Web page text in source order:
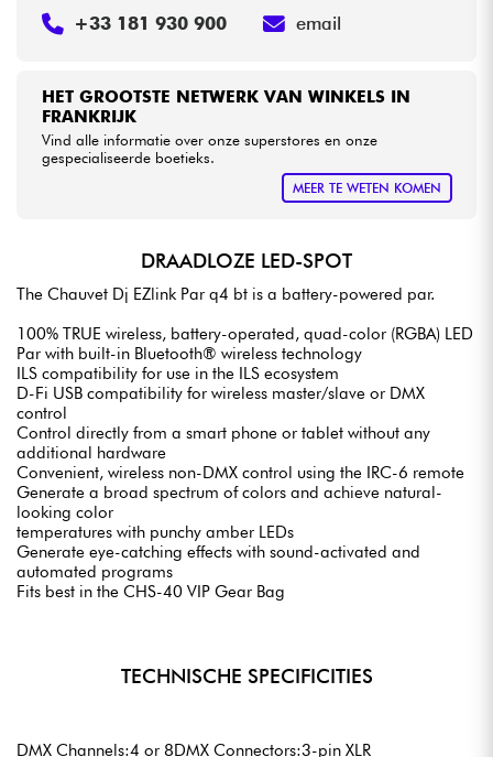
HET GROOTSTE NETWERK VAN WINKELS IN
FRANKRIJK
Vind alle informatie over onze superstores en onze
gespecialiseerde boetieks.
MEER TE WETEN KOMEN
+33 181 930 900 email
DRAADLOZE LED-SPOT
The Chauvet Dj EZlink Par q4 bt is a battery-powered par.
100% TRUE wireless, battery-operated, quad-color (RGBA) LED
Par with built-in Bluetooth® wireless technology
ILS compatibility for use in the ILS ecosystem
D-Fi USB compatibility for wireless master/slave or DMX
control
Control directly from a smart phone or tablet without any
additional hardware
Convenient, wireless non-DMX control using the IRC-6 remote
Generate a broad spectrum of colors and achieve natural-
looking color
temperatures with punchy amber LEDs
Generate eye-catching effects with sound-activated and
automated programs
Fits best in the CHS-40 VIP Gear Bag
TECHNISCHE SPECIFICITIES
DMX Channels:4 or 8DMX Connectors:3-pin XLR